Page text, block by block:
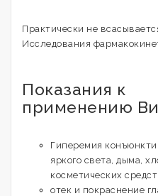
Практически не
Исследования
Показания к
применению
Гиперемия
яркого света, дыма,
косметических
отек и покраснение